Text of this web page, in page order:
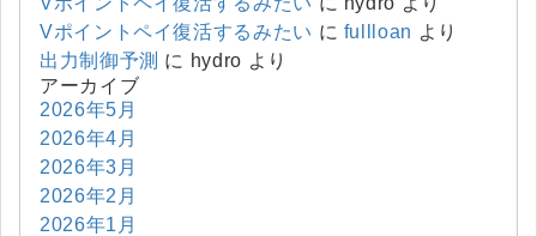
Vポイントペイ復活するみたい に fullloan より
出力制御予測 に hydro より
アーカイブ
2026年5月
2026年4月
2026年3月
2026年2月
2026年1月